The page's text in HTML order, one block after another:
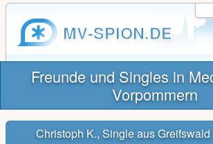
MV-SPION.DE
Freunde und Singles in
Vorpommern
Christoph K., Single aus Greifswald